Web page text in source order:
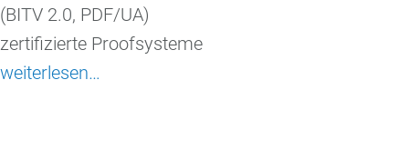
(BITV 2.0, PDF/UA)
zertifizierte Proofsysteme
weiterlesen…